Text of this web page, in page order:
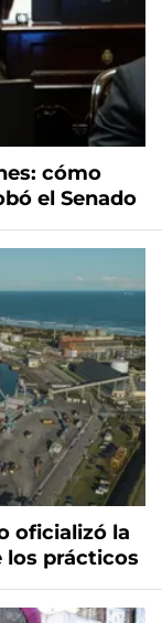
cómo
el Senado
oficializó la
los prácticos